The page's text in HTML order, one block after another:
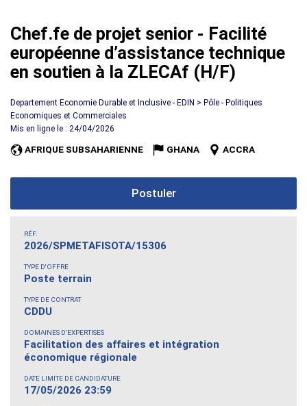
Chef.fe de projet senior - Facilité
européenne d’assistance technique
en soutien à la ZLECAf (H/F)
Departement Economie Durable et Inclusive - EDIN > Pôle - Politiques
Economiques et Commerciales
Mis en ligne le : 24/04/2026
AFRIQUE SUBSAHARIENNE GHANA ACCRA
Postuler
RÉF.
2026/SPMETAFISOTA/15306
TYPE D'OFFRE
Poste terrain
TYPE DE CONTRAT
CDDU
DOMAINES D'EXPERTISES
Facilitation des affaires et intégration
économique régionale
DATE LIMITE DE CANDIDATURE
17/05/2026 23:59